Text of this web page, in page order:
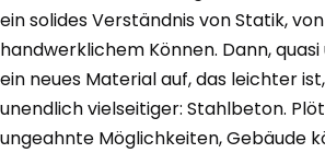
ein solides Verständnis von Statik,
handwerklichem Können. Dann,
ein neues Material auf, das leichter
unendlich vielseitiger: Stahlbeton.
ungeahnte Möglichkeiten, Gebäude